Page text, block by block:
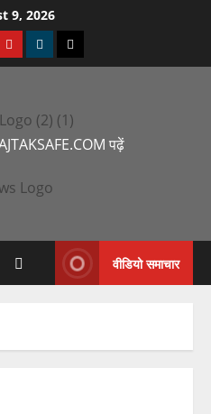
9, 2026
पढ़ें
वीडियो समाचार